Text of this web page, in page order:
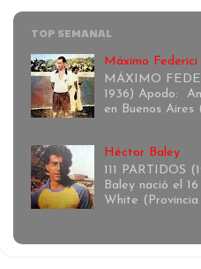
TOP SEMANAL
Máximo Federici
MÁXIMO
1936) Apodo:
en Buenos Aires
Héctor Baley
111 PARTIDOS
Baley nació el
White (Provincia